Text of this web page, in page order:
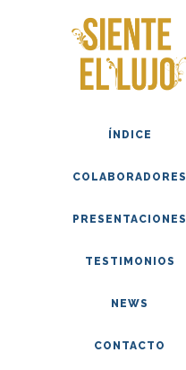
ÍNDICE
COLABORADORES
PRESENTACIONES
TESTIMONIOS
NEWS
CONTACTO